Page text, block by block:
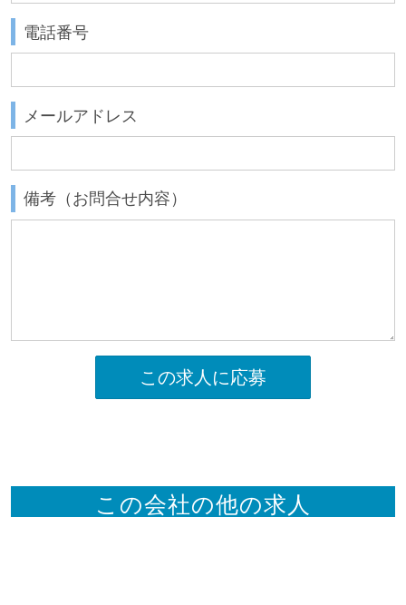
電話番号
メールアドレス
備考（お問合せ内容）
この求人に応募
この会社の他の求人